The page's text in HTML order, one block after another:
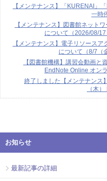
【メンテナンス】「KURENAI」
一時
【メンテナンス】図書館ネット
について（2026/08/
【メンテナンス】電子リソース
について（8/7（
【図書館機構】講習会動画と
EndNote Online オン
終了しました【メンテナンス
（木
お知らせ
最新記事の詳細